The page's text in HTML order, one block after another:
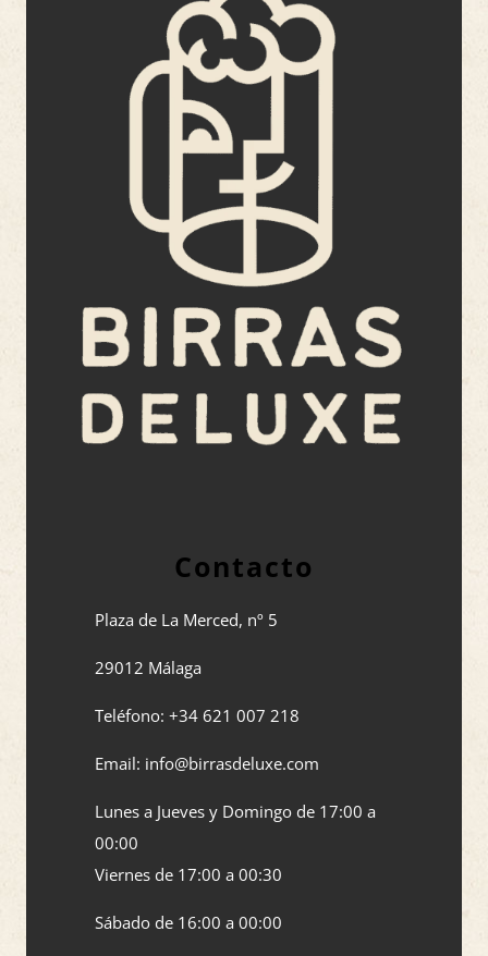
Contacto
Plaza de La Merced, nº 5
29012 Málaga
Teléfono: +34 621 007 218
Email: info@birrasdeluxe.com​
Lunes a Jueves y Domingo de 17:00 a
00:00
Viernes de 17:00 a 00:30
Sábado de 16:00 a 00:00